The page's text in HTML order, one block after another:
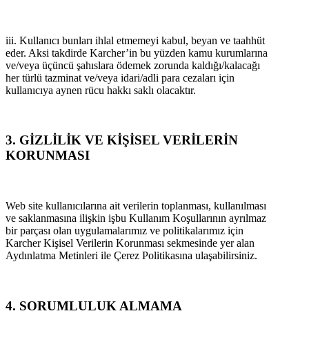
iii. Kullanıcı bunları ihlal etmemeyi kabul, beyan ve taahhüt
eder. Aksi takdirde Karcher’in bu yüzden kamu kurumlarına
ve/veya üçüncü şahıslara ödemek zorunda kaldığı/kalacağı
her türlü tazminat ve/veya idari/adli para cezaları için
kullanıcıya aynen rücu hakkı saklı olacaktır.
3. GİZLİLİK VE KİŞİSEL VERİLERİN
KORUNMASI
Web site kullanıcılarına ait verilerin toplanması, kullanılması
ve saklanmasına ilişkin işbu Kullanım Koşullarının ayrılmaz
bir parçası olan uygulamalarımız ve politikalarımız için
Karcher Kişisel Verilerin Korunması sekmesinde yer alan
Aydınlatma Metinleri ile Çerez Politikasına ulaşabilirsiniz.
4. SORUMLULUK ALMAMA